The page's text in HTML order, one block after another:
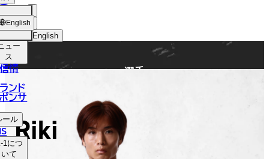
English
中文（简体）
中文（繁體）
ョッ
プ
ュー
ス
情
ンド
ンサ
ール
1につ
いて
English
選手
Riki